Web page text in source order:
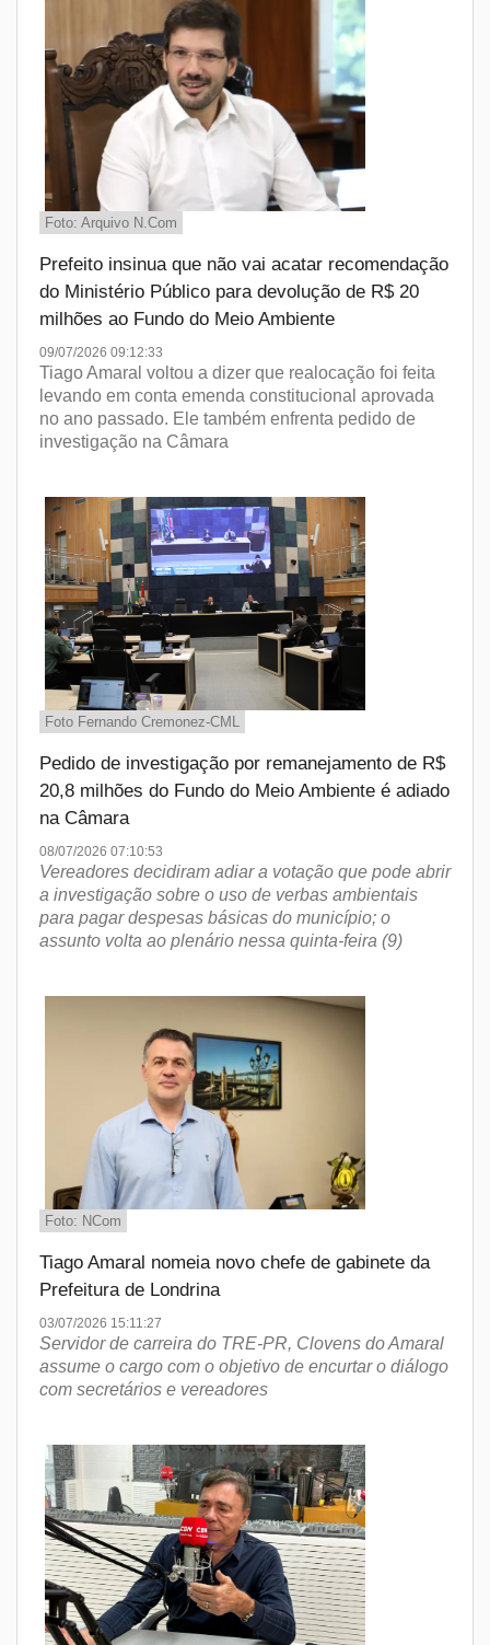
Foto: Arquivo N.Com
Prefeito insinua que não vai acatar recomendação
do Ministério Público para devolução de R$ 20
milhões ao Fundo do Meio Ambiente
09/07/2026 09:12:33
Tiago Amaral voltou a dizer que realocação foi feita
levando em conta emenda constitucional aprovada
no ano passado. Ele também enfrenta pedido de
investigação na Câmara
Foto Fernando Cremonez-CML
Pedido de investigação por remanejamento de R$
20,8 milhões do Fundo do Meio Ambiente é adiado
na Câmara
08/07/2026 07:10:53
Vereadores decidiram adiar a votação que pode abrir
a investigação sobre o uso de verbas ambientais
para pagar despesas básicas do município; o
assunto volta ao plenário nessa quinta-feira (9)
Foto: NCom
Tiago Amaral nomeia novo chefe de gabinete da
Prefeitura de Londrina
03/07/2026 15:11:27
Servidor de carreira do TRE-PR, Clovens do Amaral
assume o cargo com o objetivo de encurtar o diálogo
com secretários e vereadores